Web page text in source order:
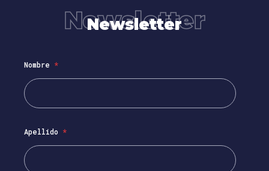
Newsletter
Newsletter
Nombre *
Apellido *